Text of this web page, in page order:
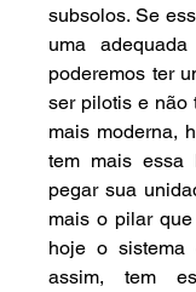
subsolos. Se
uma
poderemos ter
ser pilotis e não
mais moderna,
tem mais essa
pegar sua
mais o pilar
hoje o sistema
assim, tem